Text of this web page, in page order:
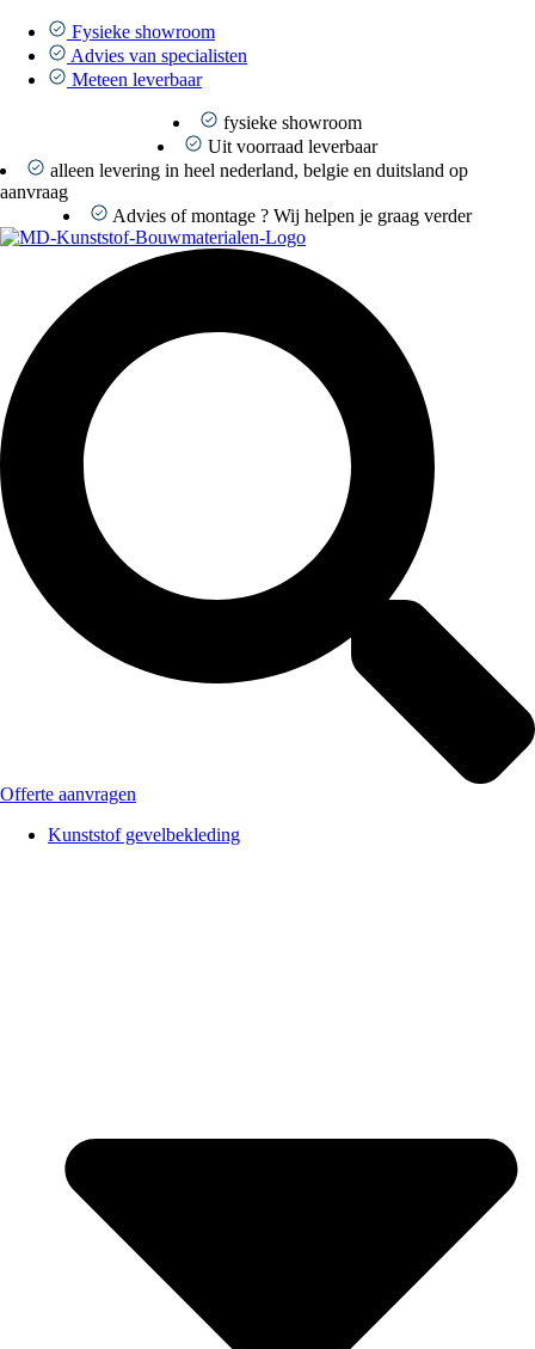
naar
inhoud
Fysieke showroom
Advies van specialisten
Meteen leverbaar
fysieke showroom
Uit voorraad leverbaar
alleen levering in heel nederland, belgie en duitsland op
aanvraag
Advies of montage ? Wij helpen je graag verder
Offerte aanvragen
Kunststof gevelbekleding